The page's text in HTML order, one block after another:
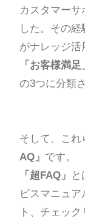
カスタマーサ
した。その
がナレッジ活
「お客様満
の3つに分類
そして、これ
AQ」 です。
「超FAQ」
と
ビスマニュ
ト、チェッ